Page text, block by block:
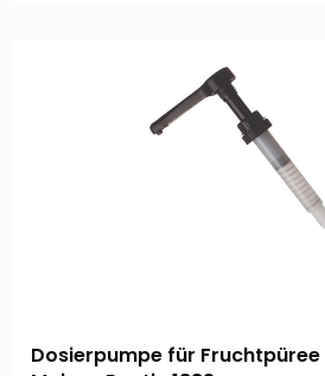
Dosierpumpe für Fruchtpüree